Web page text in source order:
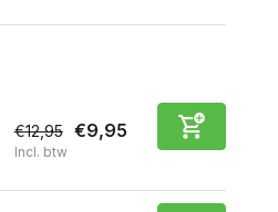
€12,95 €9,95
Incl. btw